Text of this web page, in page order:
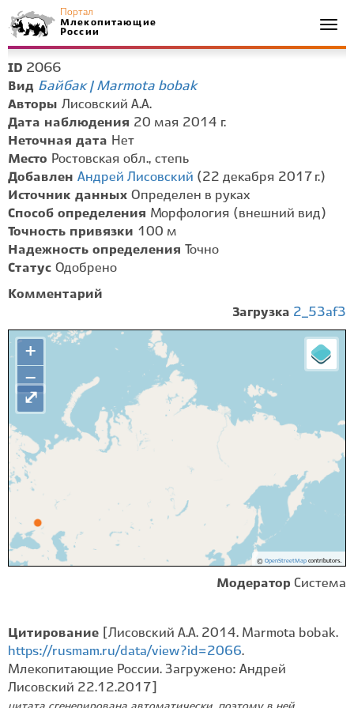
Портал
Млекопитающие
России
ID 2066
Вид Байбак | Marmota bobak
Авторы Лисовский А.А.
Дата наблюдения 20 мая 2014 г.
Неточная дата Нет
Место Ростовская обл., степь
Добавлен Андрей Лисовский (22 декабря 2017 г.)
Источник данных Определен в руках
Способ определения Морфология (внешний вид)
Точность привязки 100 м
Надежность определения
Точно
Статус Одобрено
Комментарий
Загрузка 2_53af3
+
−
© OpenStreetMapcontributors.
⤢
Модератор Система
Цитирование
[Лисовский А.А. 2014. Marmota bobak.
https://rusmam.ru/data/view?id=2066.
Млекопитающие России. Загружено: Андрей
Лисовский 22.12.2017]